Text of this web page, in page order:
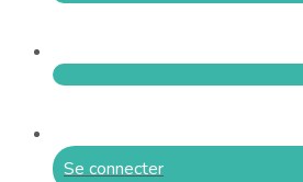
Se connecter